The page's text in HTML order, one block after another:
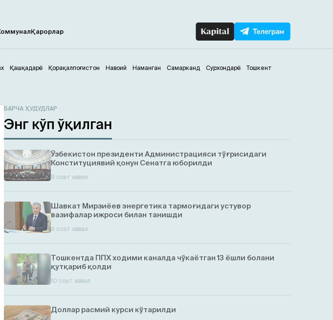
Қарорлар
Қашқадарё Қорақалпоғистон Навоий Наманган Самарканд Сурхондарё Тошкент
БАРЧА ҲУДУДЛАР
Энг кўп ўқилган
Ўзбекистон президенти Администрацияси тўғрисидаги
Конституциявий қонун Сенатга юборилди
9 соат аввал
Шавкат Мирзиёев энергетика тармоғидаги устувор
вазифалар ижроси билан танишди
9 соат аввал
Тошкентда ППХ ходими каналда чўкаётган 13 ёшли болани
қутқариб қолди
10 соат аввал
Доллар расмий курси кўтарилди